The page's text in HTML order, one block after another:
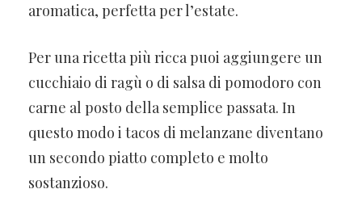
aromatica, perfetta per l’estate.
Per una ricetta più ricca puoi aggiungere un
cucchiaio di ragù o di salsa di pomodoro con
carne al posto della semplice passata. In
questo modo i tacos di melanzane diventano
un secondo piatto completo e molto
sostanzioso.